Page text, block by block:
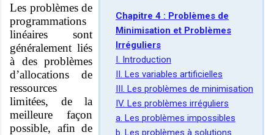
Chapitre 4 : Problèmes de
Minimisation et Problèmes
Irréguliers
I. Introduction
II. Les variables artificielles
III. Les problèmes de minimisation
IV. Les problèmes irréguliers
a. Les problèmes impossibles
Les problèmes de
programmations
linéaires sont
généralement liés
à des problèmes
d’allocations de
ressources
limitées, de la
meilleure façon
possible, afin de